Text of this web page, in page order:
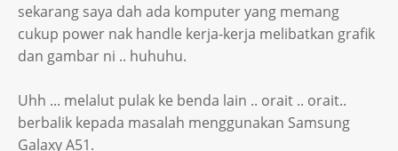
sekarang saya dah ada komputer yang memang
cukup power nak handle kerja-kerja melibatkan grafik
dan gambar ni .. huhuhu.
Uhh ... melalut pulak ke benda lain .. orait .. orait..
berbalik kepada masalah menggunakan Samsung
Galaxy A51.